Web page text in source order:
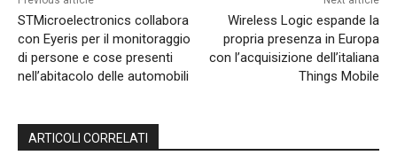
STMicroelectronics collabora
con Eyeris per il monitoraggio
di persone e cose presenti
nell’abitacolo delle automobili
Wireless Logic espande la
propria presenza in Europa
con l’acquisizione dell’italiana
Things Mobile
ARTICOLI CORRELATI